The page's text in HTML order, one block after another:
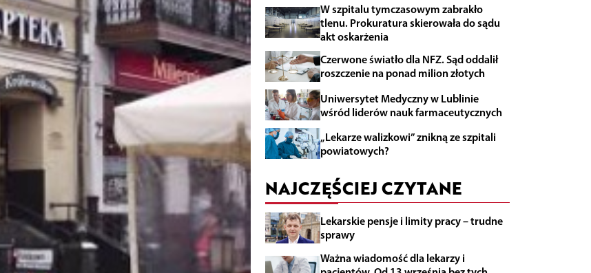
W szpitalu tymczasowym zabrakło
tlenu. Prokuratura skierowała do sądu
akt oskarżenia
Czerwone światło dla NFZ. Sąd oddalił
roszczenie na ponad milion złotych
Uniwersytet Medyczny w Lublinie
wśród liderów nauk farmaceutycznych
„Lekarze walizkowi” znikną ze szpitali
powiatowych?
NAJCZĘŚCIEJ CZYTANE
Lekarskie pensje i limity pracy – trudne
sprawy
Ważna wiadomość dla lekarzy i